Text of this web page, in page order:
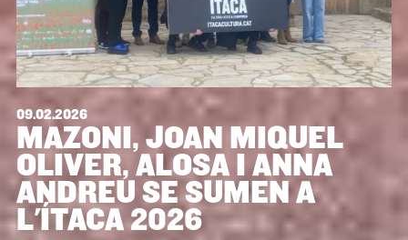
09.02.2026
MAZONI, JOAN MIQUEL
OLIVER, ALOSA I ANNA
ANDREU SE SUMEN A
L'ÍTACA 2026